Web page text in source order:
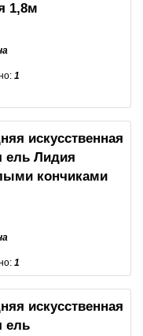
1,8м
1
искусственная
ель Лидия
кончиками
1
искусственная
ель